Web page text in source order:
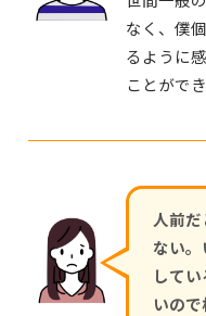
なく、僕
るように
ことがで
人前
ない
して
いので